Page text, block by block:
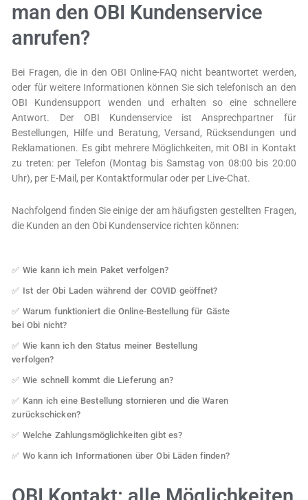
man den OBI Kundenservice
anrufen?
Bei Fragen, die in den OBI Online-FAQ nicht beantwortet werden,
oder für weitere Informationen können Sie sich telefonisch an den
OBI Kundensupport wenden und erhalten so eine schnellere
Antwort. Der OBI Kundenservice ist Ansprechpartner für
Bestellungen, Hilfe und Beratung, Versand, Rücksendungen und
Reklamationen. Es gibt mehrere Möglichkeiten, mit OBI in Kontakt
zu treten: per Telefon (Montag bis Samstag von 08:00 bis 20:00
Uhr), per E-Mail, per Kontaktformular oder per Live-Chat.
Nachfolgend finden Sie einige der am häufigsten gestellten Fragen,
die Kunden an den Obi Kundenservice richten können:
✅ Wie kann ich mein Paket verfolgen?
✅ Ist der Obi Laden während der COVID geöffnet?
✅ Warum funktioniert die Online-Bestellung für Gäste
bei Obi nicht?
✅ Wie kann ich den Status meiner Bestellung
verfolgen?
✅ Wie schnell kommt die Lieferung an?
✅ Kann ich eine Bestellung stornieren und die Waren
zurückschicken?
✅ Welche Zahlungsmöglichkeiten gibt es?
✅ Wo kann ich Informationen über Obi Läden finden?